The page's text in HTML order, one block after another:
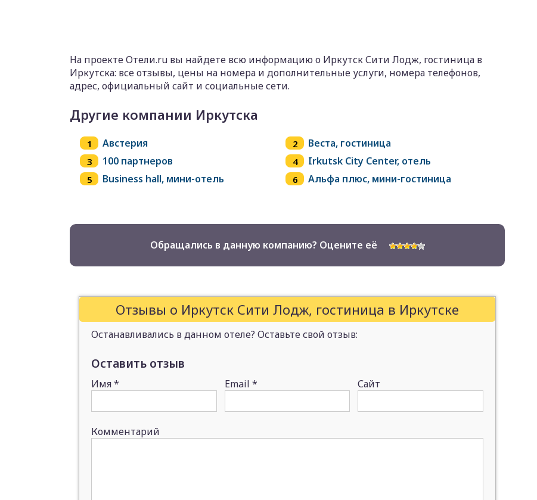
На проекте Отели.ru вы найдете всю информацию о Иркутск Сити Лодж, гостиница в
Иркутска: все отзывы, цены на номера и дополнительные услуги, номера телефонов,
адрес, официальный сайт и социальные сети.
Другие компании Иркутска
Австерия
Веста, гостиница
100 партнеров
Irkutsk City Center, отель
Business hall, мини-отель
Альфа плюс, мини-гостиница
Обращались в данную компанию? Оцените её
Отзывы о Иркутск Сити Лодж, гостиница в Иркутске
Останавливались в данном отеле? Оставьте свой отзыв:
Оставить отзыв
Имя* Email * Сайт
Комментарий